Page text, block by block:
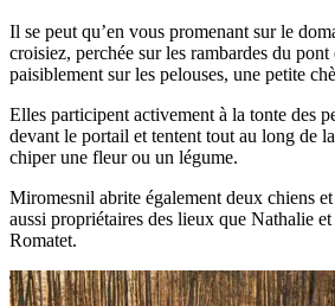
Il se peut qu’en vous promenant sur le
croisiez, perchée sur les rambardes du
paisiblement sur les pelouses, une petite
Elles participent activement à la tonte des
devant le portail et tentent tout au long de
chiper une fleur ou un légume.
Miromesnil abrite également deux chiens
aussi propriétaires des lieux que Nathalie
Romatet.